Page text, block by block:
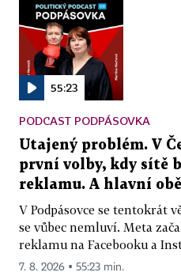
55:23
PODCAST PODPÁSOVKA
Utajený problém. V
první volby, kdy sítě
reklamu. A hlavní
V Podpásovce se tentokrát
se vůbec nemluví. Meta
reklamu na Facebooku a
7. 8. 2026 ▪ 55:23 min.